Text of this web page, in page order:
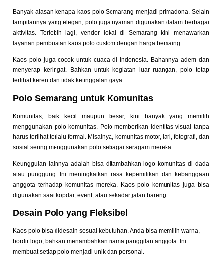
Banyak alasan kenapa kaos polo Semarang menjadi primadona. Selain
tampilannya yang elegan, polo juga nyaman digunakan dalam berbagai
aktivitas. Terlebih lagi, vendor lokal di Semarang kini menawarkan
layanan pembuatan kaos polo custom dengan harga bersaing.
Kaos polo juga cocok untuk cuaca di Indonesia. Bahannya adem dan
menyerap keringat. Bahkan untuk kegiatan luar ruangan, polo tetap
terlihat keren dan tidak ketinggalan gaya.
Polo Semarang untuk Komunitas
Komunitas, baik kecil maupun besar, kini banyak yang memilih
menggunakan polo komunitas. Polo memberikan identitas visual tanpa
harus terlihat terlalu formal. Misalnya, komunitas motor, lari, fotografi, dan
sosial sering menggunakan polo sebagai seragam mereka.
Keunggulan lainnya adalah bisa ditambahkan logo komunitas di dada
atau punggung. Ini meningkatkan rasa kepemilikan dan kebanggaan
anggota terhadap komunitas mereka. Kaos polo komunitas juga bisa
digunakan saat kopdar, event, atau sekadar jalan bareng.
Desain Polo yang Fleksibel
Kaos polo bisa didesain sesuai kebutuhan. Anda bisa memilih warna,
bordir logo, bahkan menambahkan nama panggilan anggota. Ini
membuat setiap polo menjadi unik dan personal.